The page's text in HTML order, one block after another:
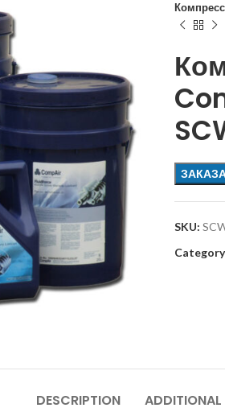
SKU:
DESCRIPTION